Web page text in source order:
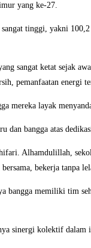
yang ke-27.
tinggi, yakni
sangat ketat sejak
pemanfaatan energi
mereka layak
bangga atas
Alhamdulillah,
bekerja tanpa
bangga memiliki tim
kolektif dalam